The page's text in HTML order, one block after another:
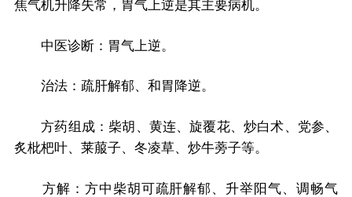
焦气机升降失常，胃气上逆是其主要病机。
中医诊断：胃气上逆。
治法：疏肝解郁、和胃降逆。
方药组成：柴胡、黄连、旋覆花、炒白术、党参、
炙枇杷叶、莱菔子、冬凌草、炒牛蒡子等。
方解：方中柴胡可疏肝解郁、升举阳气、调畅气